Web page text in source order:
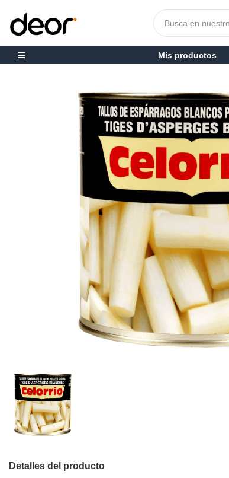
Mis productos
Detalles del producto